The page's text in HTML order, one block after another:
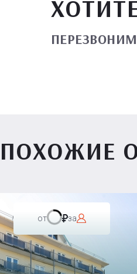
ПОХОЖИЕ
от за